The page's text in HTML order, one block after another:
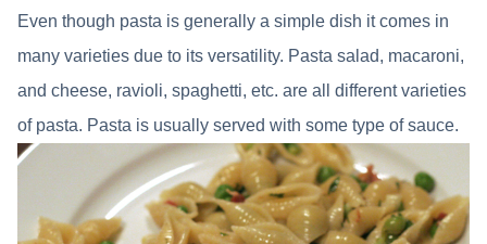
Even though pasta is generally a simple dish it comes in
many varieties due to its versatility. Pasta salad, macaroni,
and cheese, ravioli, spaghetti, etc. are all different varieties
of pasta. Pasta is usually served with some type of sauce.